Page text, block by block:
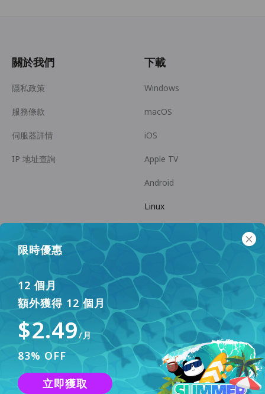
限時優惠
12 個月
額外獲得 12 個月
$2.49/月
83% OFF
立即獲取
關於我們
隱私政策
服務條款
伺服器詳情
IP 地址查詢
下載
Windows
macOS
iOS
Apple TV
Android
Linux
Android TV
幫助中心
panda7x24@gmail.com
常見問題
商務合作
成為推廣員
支付方式
本網站使用 Cookies 來改善用戶體驗。要了解更多資訊，請查